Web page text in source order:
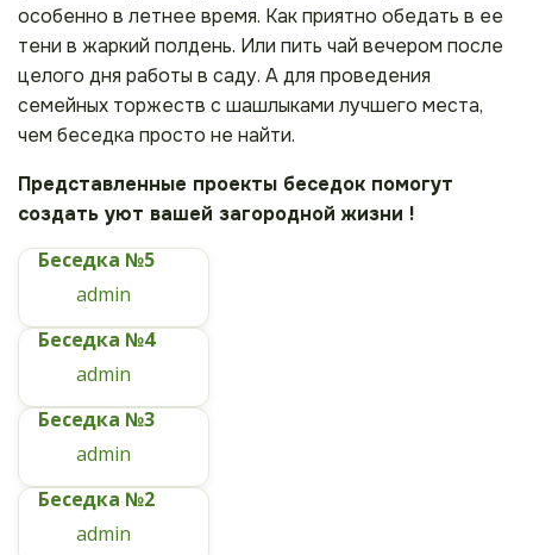
особенно в летнее время. Как приятно обедать в ее
тени в жаркий полдень. Или пить чай вечером после
целого дня работы в саду. А для проведения
семейных торжеств с шашлыками лучшего места,
чем беседка просто не найти.
Представленные проекты беседок помогут
создать уют вашей загородной жизни !
Беседка №5
admin
Беседка №4
admin
Беседка №3
admin
Беседка №2
admin